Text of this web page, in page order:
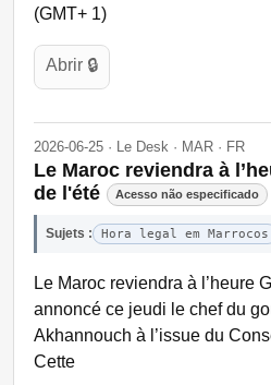
(GMT+ 1)
Abrir 🔒
2026-06-25 · Le Desk · MAR · FR
Le Maroc reviendra à
de l'été
Acesso não especificado
Sujets : Hora legal em Marrocos
Le Maroc reviendra à l’heure
annoncé ce jeudi le chef du
Akhannouch à l’issue du
Cette